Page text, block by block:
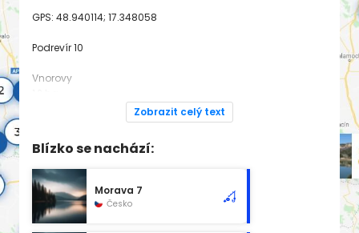
GPS: 48.940114; 17.348058
Podrevír 10
Vnorovy
Dodatek pro rok 2025:
Zobrazit celý text
Blízko se nachází:
Morava 7
Česko